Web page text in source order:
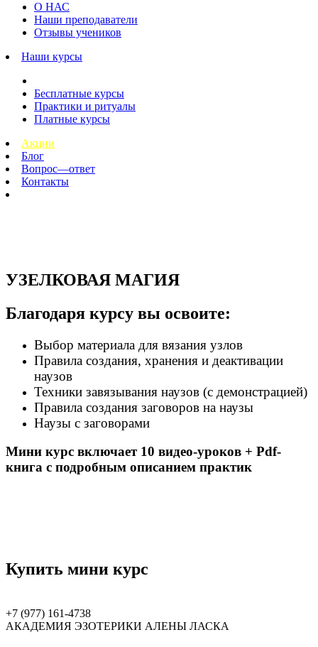
О НАС
Наши преподаватели
Отзывы учеников
Наши курсы
Бесплатные курсы
Практики и ритуалы
Платные курсы
Акции
Блог
Вопрос—ответ
Контакты
УЗЕЛКОВАЯ МАГИЯ
Благодаря курсу вы освоите:
Выбор материала для вязания узлов
Правила создания, хранения и деактивации
наузов
Техники завязывания наузов (с демонстрацией)
Правила создания заговоров на наузы
Наузы с заговорами
Мини курс включает 10 видео-уроков + Pdf-
книга с подробным описанием практик
Купить мини курс
+7 (977) 161-4738
АКАДЕМИЯ ЭЗОТЕРИКИ АЛЕНЫ ЛАСКА